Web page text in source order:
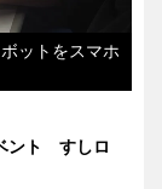
ットをスマホ
ント すしロ